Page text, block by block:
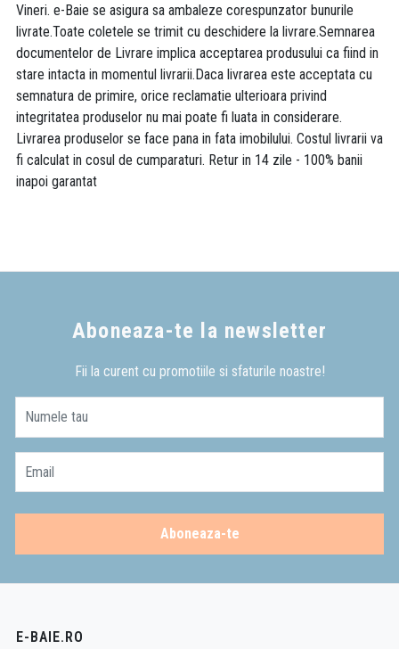
Vineri. e-Baie se asigura sa ambaleze corespunzator bunurile
livrate.Toate coletele se trimit cu deschidere la livrare.Semnarea
documentelor de Livrare implica acceptarea produsului ca fiind in
stare intacta in momentul livrarii.Daca livrarea este acceptata cu
semnatura de primire, orice reclamatie ulterioara privind
integritatea produselor nu mai poate fi luata in considerare.
Livrarea produselor se face pana in fata imobilului. Costul livrarii va
fi calculat in cosul de cumparaturi. Retur in 14 zile - 100% banii
inapoi garantat
Aboneaza-te la newsletter
Fii la curent cu promotiile si sfaturile noastre!
Numele tau
Email
Aboneaza-te
E-BAIE.RO